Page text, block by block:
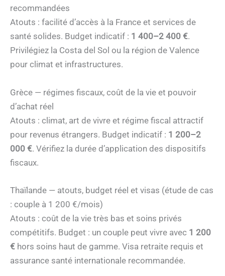
recommandées
Atouts : facilité d’accès à la France et services de
santé solides. Budget indicatif : 1 400–2 400 €.
Privilégiez la Costa del Sol ou la région de Valence
pour climat et infrastructures.
Grèce — régimes fiscaux, coût de la vie et pouvoir
d’achat réel
Atouts : climat, art de vivre et régime fiscal attractif
pour revenus étrangers. Budget indicatif : 1 200–2
000 €. Vérifiez la durée d’application des dispositifs
fiscaux.
Thaïlande — atouts, budget réel et visas (étude de cas
: couple à 1 200 €/mois)
Atouts : coût de la vie très bas et soins privés
compétitifs. Budget : un couple peut vivre avec 1 200
€ hors soins haut de gamme. Visa retraite requis et
assurance santé internationale recommandée.